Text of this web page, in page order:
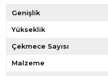
Genişlik
Yükseklik
Çekmece Sayısı
Malzeme